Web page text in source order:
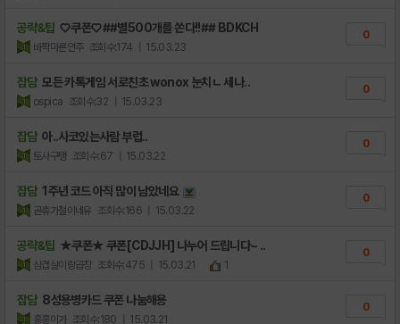
공략&팁 ♡쿠폰♡##별500개를 쏜다!!## BDKCH
바짝마른안주 조회수:174 | 15.03.23
0
잡담 모든 카톡게임 서로친초 wonox 눈치ㄴ 세나..
ospica 조회수:32 | 15.03.23
0
잡담 아..사코있는사람 부럽..
토사구탱 조회수:67 | 15.03.22
0
잡담 1주년 코드 아직 많이 남았네요
곧휴가철이네유 조회수:166 | 15.03.22
0
공략&팁 ★쿠폰★ 쿠폰[CDJJH] 나누어 드립니다~ ..
삼겹살이랑곱창 조회수:475 | 15.03.21 1
0
잡담 8성용병카드 쿠폰 나눔해용
홍홍이가 조회수:180 | 15.03.21
0